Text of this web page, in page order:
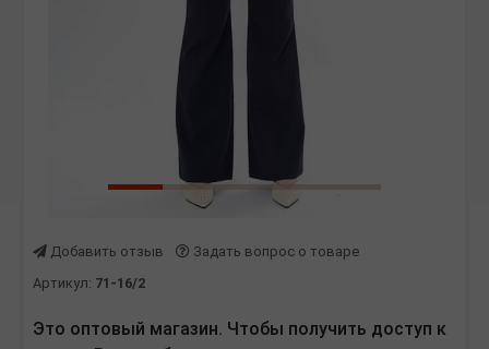
Добавить отзыв
Задать вопрос о товаре
Артикул: 71-16/2
Это оптовый магазин. Чтобы получить доступ к